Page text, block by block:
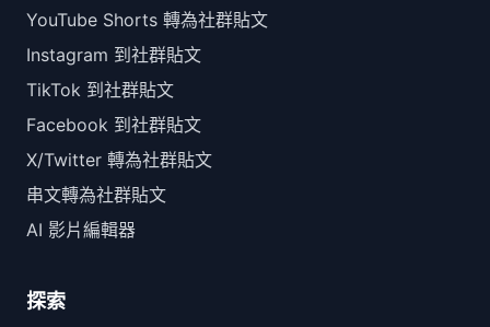
YouTube Shorts 轉為社群貼文
Instagram 到社群貼文
TikTok 到社群貼文
Facebook 到社群貼文
X/Twitter 轉為社群貼文
串文轉為社群貼文
AI 影片編輯器
探索